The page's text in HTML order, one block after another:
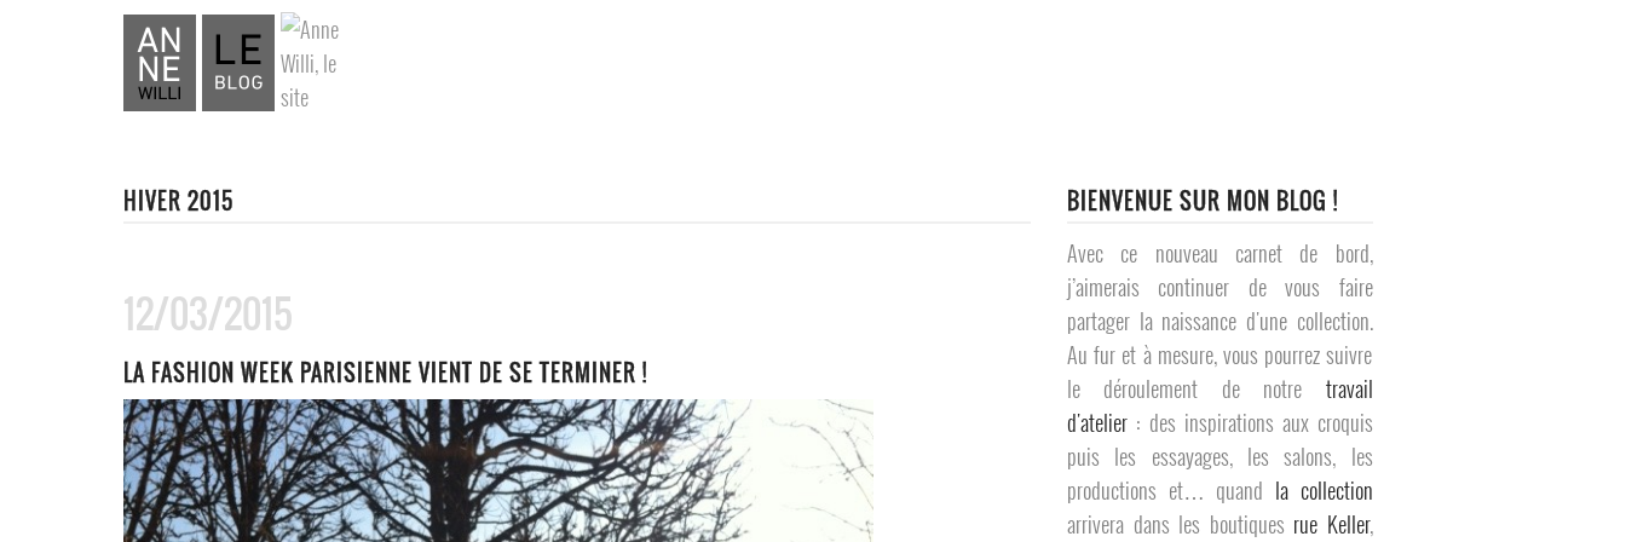
HIVER 2015
12/03/2015
LA FASHION WEEK PARISIENNE VIENT DE SE TERMINER !
BIENVENUE SUR MON BLOG !
Avec ce nouveau carnet de bord,
j’aimerais continuer de vous faire
partager la naissance d'une collection.
Au fur et à mesure, vous pourrez suivre
le déroulement de notre travail
d'atelier : des inspirations aux croquis
puis les essayages, les salons, les
productions et… quand la collection
arrivera dans les boutiques rue Keller,